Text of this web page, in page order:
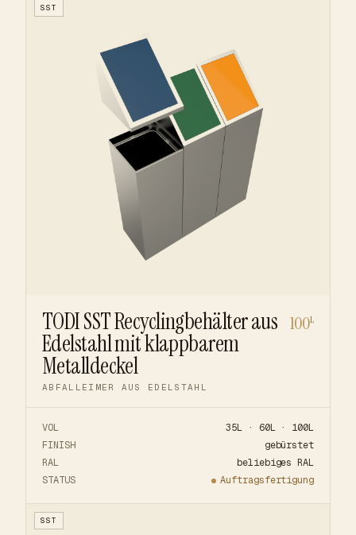
SST
TODI SST Recyclingbehälter aus
Edelstahl mit klappbarem
Metalldeckel
ABFALLEIMER AUS EDELSTAHL
100L
VOL
35L · 60L · 100L
FINISH
gebürstet
RAL
beliebiges RAL
STATUS
Auftragsfertigung
SST